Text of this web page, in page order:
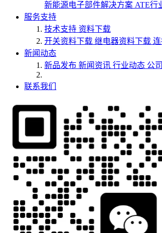
新能源电子部件解决方案 ATE行
服务支持
技术支持 资料下载
开关资料下载 继电器资料下载
新闻动态
新品发布 新闻资讯 行业动态 公
联系我们